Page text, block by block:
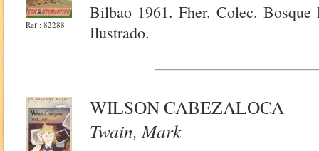
Ref.: 82288
Bilbao 1961. Fher. Colec. Bosque
Ilustrado.
WILSON CABEZALOCA
Twain, Mark